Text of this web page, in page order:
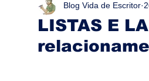
LISTAS E
Blog Vida de Escritor